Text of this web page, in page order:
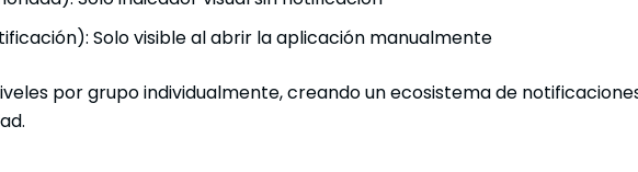
Solo visible al abrir la aplicación manualmente
por grupo individualmente, creando un ecosistema de